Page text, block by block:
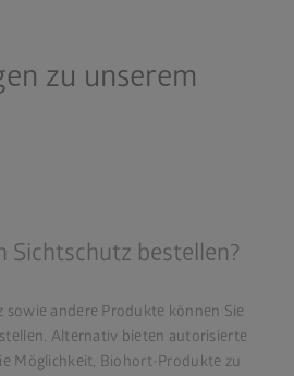
zu unserem
Sichtschutz bestellen?
andere Produkte können Sie
Alternativ bieten autorisierte
Möglichkeit, Biohort-Produkte zu